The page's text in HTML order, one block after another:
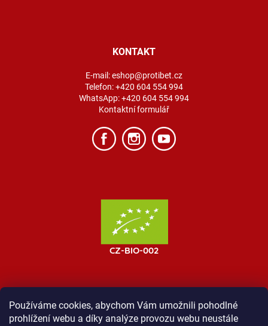
Používáme cookies, abychom Vám umožnili pohodlné
prohlížení webu a díky analýze provozu webu neustále
KONTAKT
E-mail:eshop@protibet.cz
Telefon:+420 604 554 994
WhatsApp:+420 604 554 994
Kontaktní formulář
MOST ProTibet Vše o nákupu Obchodní podmínky